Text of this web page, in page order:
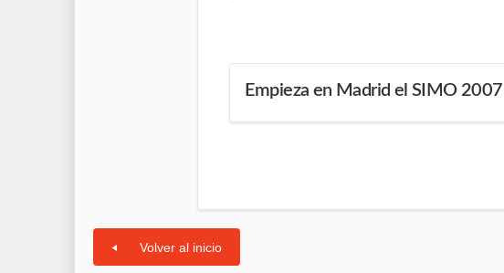
Empieza en Madrid el SIMO 2007
Volver al inicio